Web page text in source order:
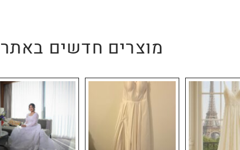
מוצרים חדשים באתר